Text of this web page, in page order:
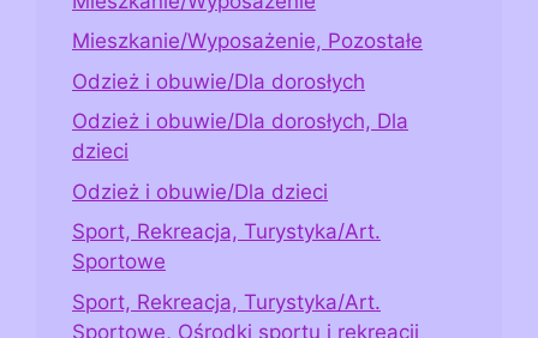
Mieszkanie/Wyposażenie, Pozostałe
Odzież i obuwie/Dla dorosłych
Odzież i obuwie/Dla dorosłych, Dla
dzieci
Odzież i obuwie/Dla dzieci
Sport, Rekreacja, Turystyka/Art.
Sportowe
Sport, Rekreacja, Turystyka/Art.
Sportowe, Ośrodki sportu i rekreacji